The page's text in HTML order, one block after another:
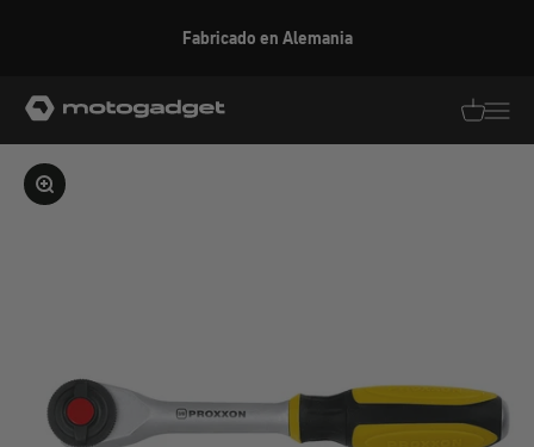
Fabricado en Alemania
motogadget GmbH
Ampliar la imagen